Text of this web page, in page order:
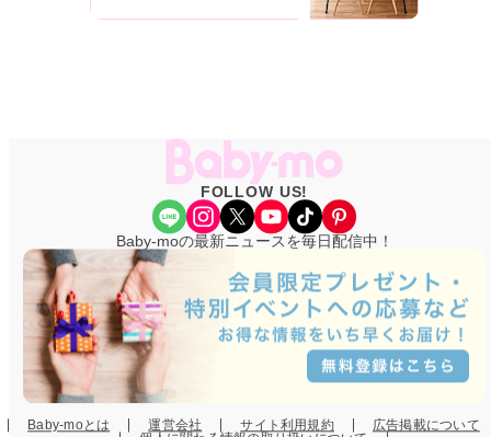
FOLLOW US!
Share Icon Instagram X YouTube TikTok Pinterest
Baby-moの最新ニュースを毎日配信中！
Baby-moとは 運営会社 サイト利用規約
広告掲載について